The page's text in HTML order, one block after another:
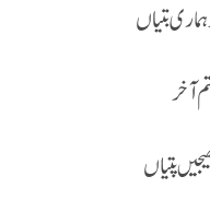
بتیاں
آخر
پتیاں